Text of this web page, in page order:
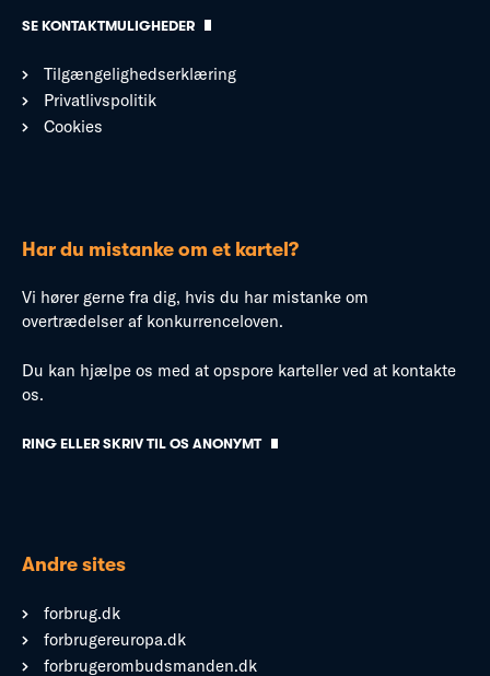
SE KONTAKTMULIGHEDER
Tilgængelighedserklæring
Privatlivspolitik
Cookies
Har du mistanke om et kartel?
Vi hører gerne fra dig, hvis du har mistanke om
overtrædelser af konkurrenceloven.
Du kan hjælpe os med at opspore karteller ved at kontakte
os.
RING ELLER SKRIV TIL OS ANONYMT
Andre sites
forbrug.dk
forbrugereuropa.dk
forbrugerombudsmanden.dk